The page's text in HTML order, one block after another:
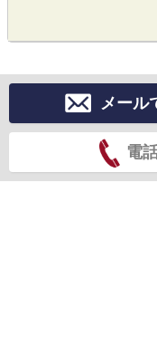
メール
電